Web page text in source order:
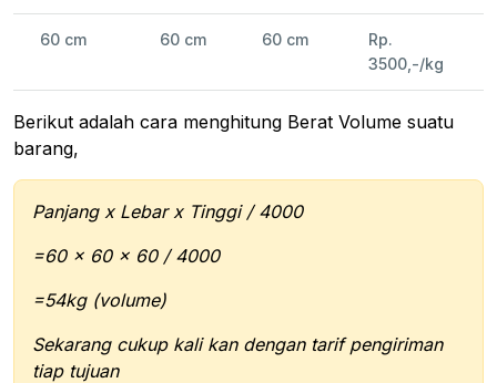
60 cm 60 cm 60 cm
Rp.
3500,-/kg
Berikut adalah cara menghitung Berat Volume suatu
barang,
Panjang x Lebar x Tinggi / 4000
=60 x 60 x 60 / 4000
=54kg (volume)
Sekarang cukup kali kan dengan tarif pengiriman
tiap tujuan